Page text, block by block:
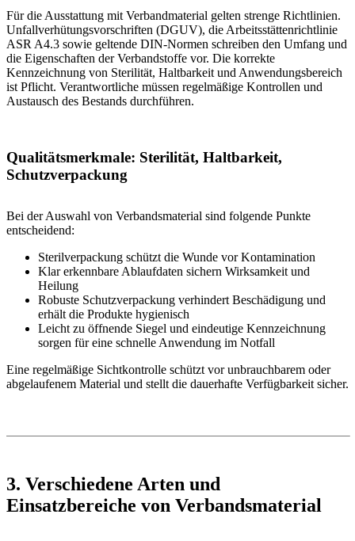
Für die Ausstattung mit Verbandmaterial gelten strenge Richtlinien.
Unfallverhütungsvorschriften (DGUV), die Arbeitsstättenrichtlinie
ASR A4.3 sowie geltende DIN-Normen schreiben den Umfang und
die Eigenschaften der Verbandstoffe vor. Die korrekte
Kennzeichnung von Sterilität, Haltbarkeit und Anwendungsbereich
ist Pflicht. Verantwortliche müssen regelmäßige Kontrollen und
Austausch des Bestands durchführen.
Qualitätsmerkmale: Sterilität, Haltbarkeit,
Schutzverpackung
Bei der Auswahl von Verbandsmaterial sind folgende Punkte
entscheidend:
Sterilverpackung schützt die Wunde vor Kontamination
Klar erkennbare Ablaufdaten sichern Wirksamkeit und
Heilung
Robuste Schutzverpackung verhindert Beschädigung und
erhält die Produkte hygienisch
Leicht zu öffnende Siegel und eindeutige Kennzeichnung
sorgen für eine schnelle Anwendung im Notfall
Eine regelmäßige Sichtkontrolle schützt vor unbrauchbarem oder
abgelaufenem Material und stellt die dauerhafte Verfügbarkeit sicher.
3. Verschiedene Arten und
Einsatzbereiche von Verbandsmaterial